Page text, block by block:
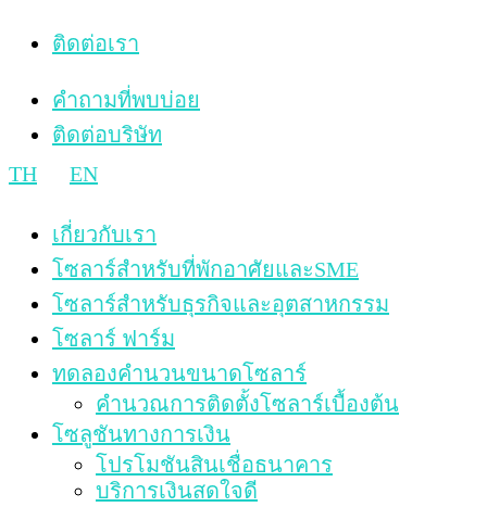
ติดต่อเรา
คำถามที่พบบ่อย
ติดต่อบริษัท
TH
EN
เกี่ยวกับเรา
โซลาร์สำหรับที่พักอาศัยและSME
โซลาร์สำหรับธุรกิจและอุตสาหกรรม
โซลาร์ ฟาร์ม
ทดลองคำนวนขนาดโซลาร์
คำนวณการติดตั้งโซลาร์เบื้องต้น
โซลูชันทางการเงิน
โปรโมชันสินเชื่อธนาคาร
บริการเงินสดใจดี